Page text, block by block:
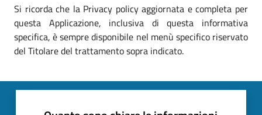
Si ricorda che la Privacy policy aggiornata e completa per
questa Applicazione, inclusiva di questa informativa
specifica, è sempre disponibile nel menù specifico riservato
del Titolare del trattamento sopra indicato.